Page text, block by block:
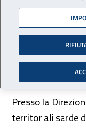
servizio
Disponibili gli
informazione e
Presso la
territoriali sarde